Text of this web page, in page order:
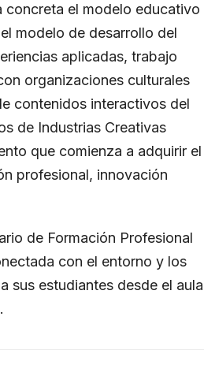
concreta el modelo educativo
modelo de desarrollo del
aplicadas, trabajo
organizaciones culturales
contenidos interactivos del
de Industrias Creativas
que comienza a adquirir el
profesional, innovación
de Formación Profesional
con el entorno y los
sus estudiantes desde el aula